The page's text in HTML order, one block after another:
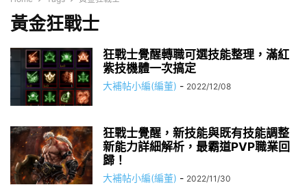
黃金狂戰士
狂戰士覺醒轉職可選技能整理，滿紅
紫技機體一次搞定
大補帖小編(編董) - 2022/12/08
狂戰士覺醒，新技能與既有技能調整
新能力詳細解析，最霸道PVP職業回
歸！
大補帖小編(編董) - 2022/11/30